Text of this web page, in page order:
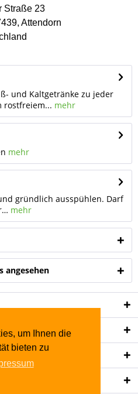
um Ihnen die
bieten zu
Straße 23
Attendorn
und Kaltgetränke zu jeder
rostfreiem... mehr
mehr
gründlich ausspühlen. Darf
mehr
angesehen